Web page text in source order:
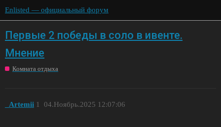
Enlisted — официальный форум
Первые 2 победы в соло в ивенте.
Мнение
Комната отдыха
_Artemii 04.Ноябрь.2025 12:07:06
1